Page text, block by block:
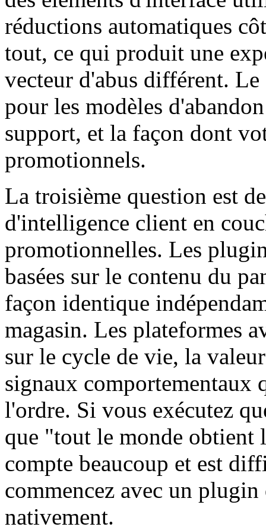
réductions automatiques
tout, ce qui produit une
vecteur d'abus différent.
pour les modèles
support, et la façon dont
promotionnels.
La troisième question est
d'intelligence client en
promotionnelles. Les
basées sur le contenu du
façon identique
magasin. Les plateformes
sur le cycle de vie, la
signaux comportementaux
l'ordre. Si vous exécutez
que "tout le monde obtient
compte beaucoup et est
commencez avec un
nativement.